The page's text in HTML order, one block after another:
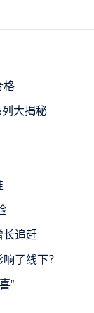
格
大揭秘
长追赶
了线下？
”